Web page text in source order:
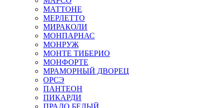
МАТТОНЕ
МЕРЛЕТТО
МИРАКОЛИ
МОНПАРНАС
МОНРУЖ
МОНТЕ ТИБЕРИО
МОНФОРТЕ
МРАМОРНЫЙ ДВОРЕЦ
ОРСЭ
ПАНТЕОН
ПИКАРДИ
ПРАДО БЕЛЫЙ